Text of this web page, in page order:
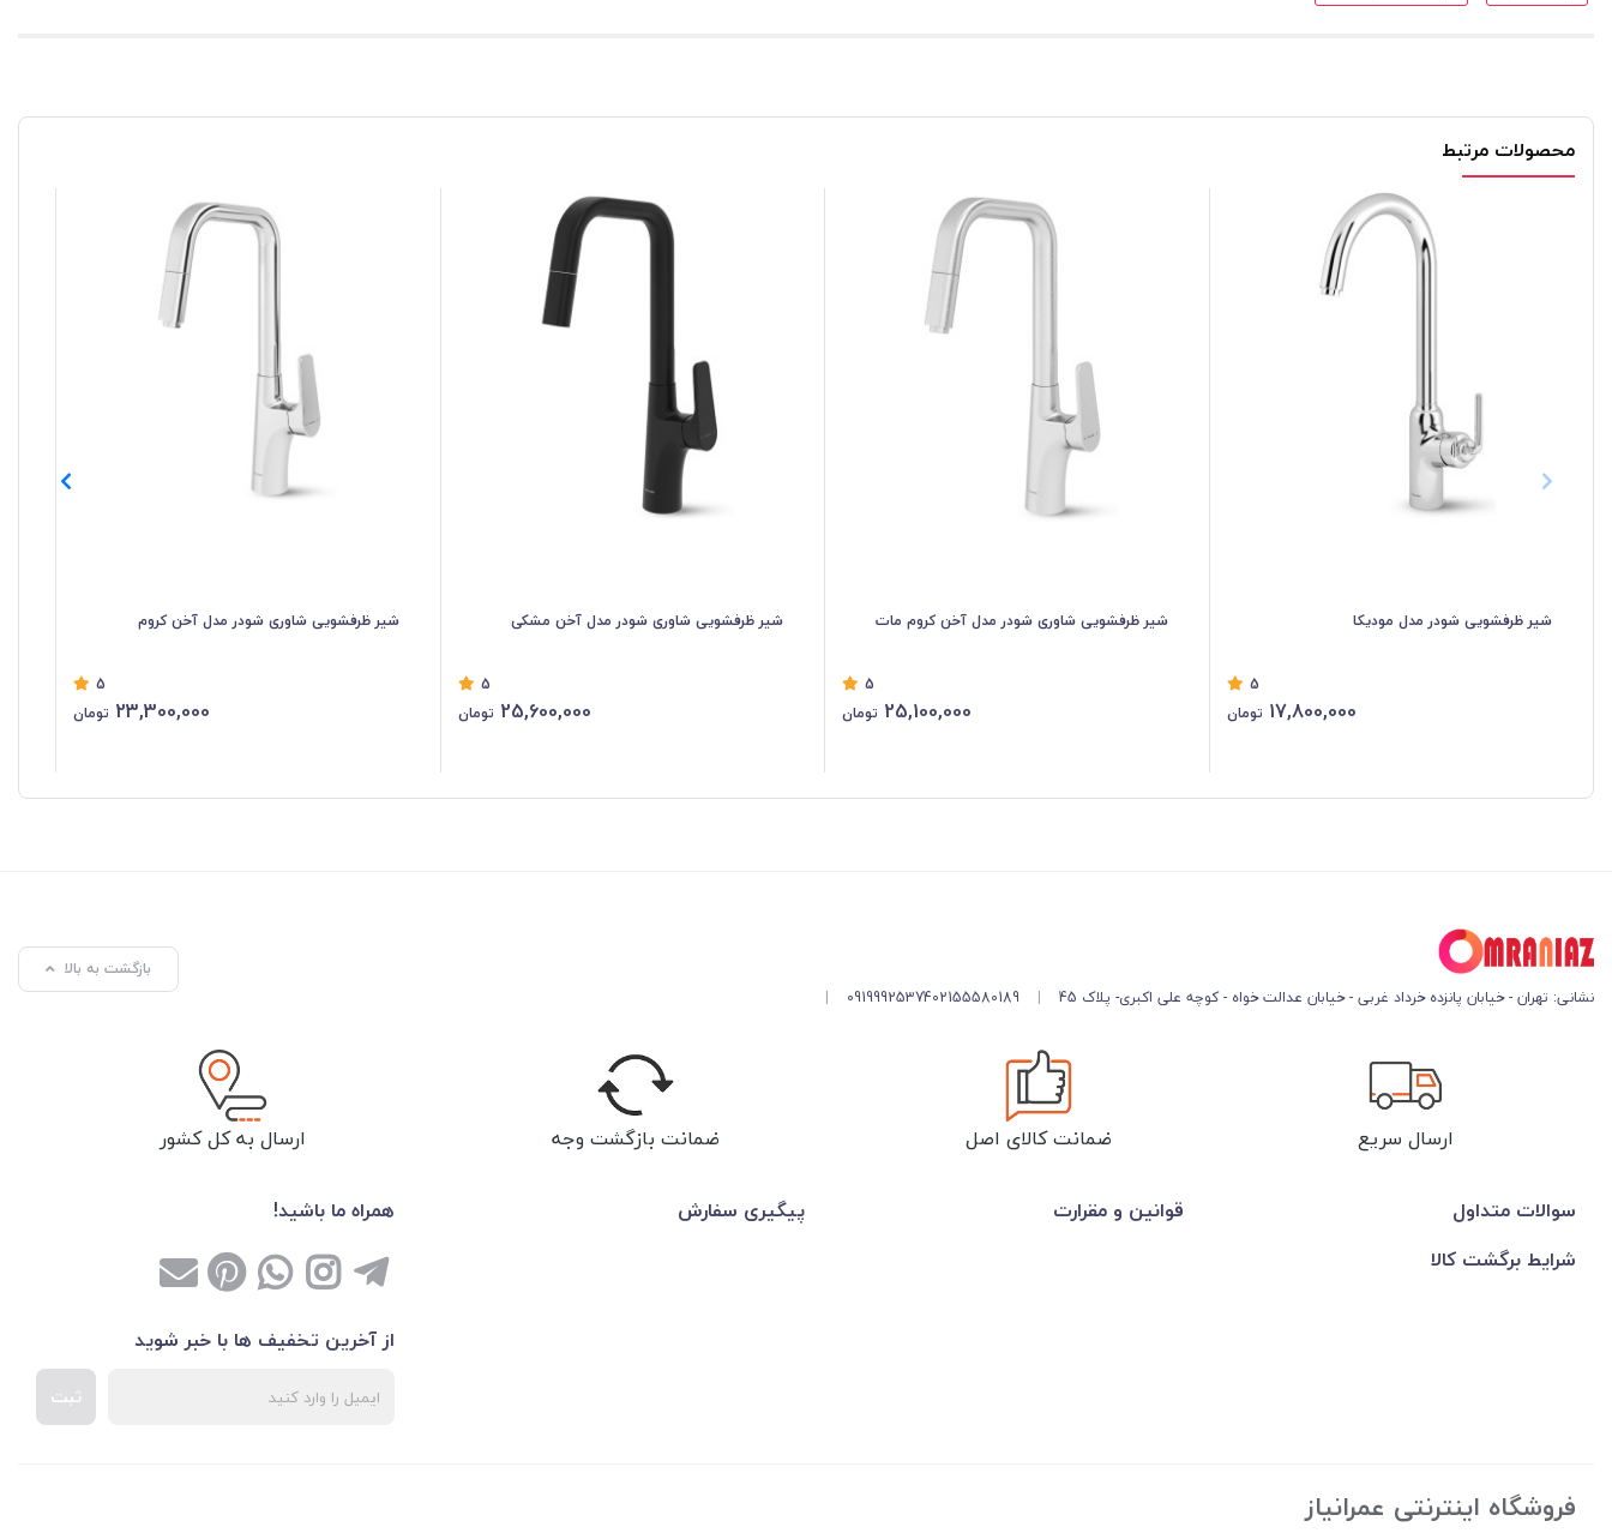
محصولات مرتبط
شیر ظرفشویی شودر مدل مودیکا
5
17,800,000 تومان
شیر ظرفشویی شاوری شودر مدل آخن کروم مات
5
25,100,000 تومان
شیر ظرفشویی شاوری شودر مدل آخن مشکی
5
25,600,000 تومان
شیر ظرفشویی شاوری شودر مدل آخن کروم
5
23,300,000 تومان
نشانی: تهران - خیابان پانزده خرداد غربی - خیابان عدالت خواه - کوچه علی اکبری- پلاک 45 |
02155580189
09199925374
|
بازگشت به بالا
ارسال سریع ضمانت کالای اصل ضمانت بازگشت وجه ارسال به کل کشور
سوالات متداول قوانین و مقرارت
پیگیری سفارش
شرایط برگشت کالا
همراه ما باشید!
از آخرین تخفیف ها با خبر شوید
ثبت
فروشگاه اینترنتی عمرانیاز